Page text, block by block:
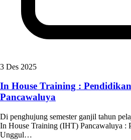
3 Des 2025
In House Training :
Pancawaluya
Di penghujung semester ganjil tahun
In House Training (IHT) Pancawaluya :
Unggul…